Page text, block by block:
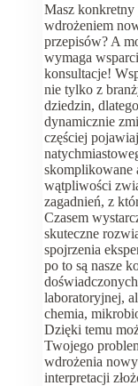
Masz konkretny
wdrożeniem
przepisów? A
wymaga
konsultacje!
nie tylko z
dziedzin,
dynamicznie
częściej
skomplikowane
wątpliwości
zagadnień, z
Czasem
skuteczne
spojrzenia
po to są nasze
laboratoryjnej,
chemia,
Dzięki temu
Twojego
wdrożenia
interpretacji